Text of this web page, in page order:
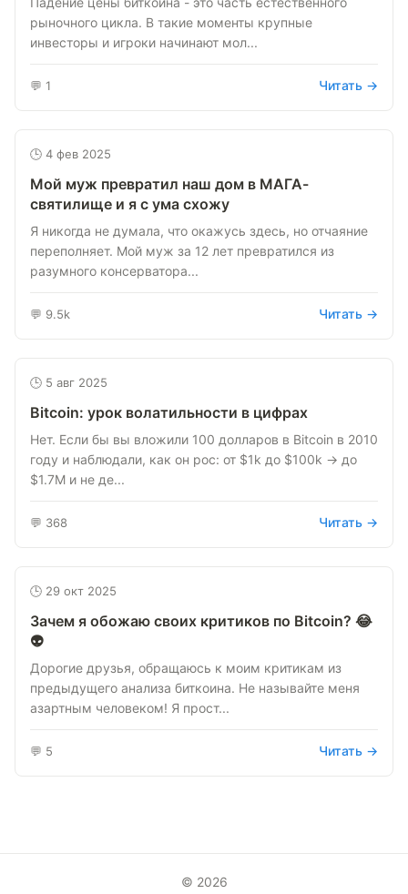
рыночного цикла. В такие моменты крупные
инвесторы и игроки начинают мол...
💬 1 Читать →
🕒 4 фев 2025
Мой муж превратил наш дом в МАГА-
святилище и я с ума схожу
Я никогда не думала, что окажусь здесь, но отчаяние
переполняет. Мой муж за 12 лет превратился из
разумного консерватора...
💬 9.5k Читать →
🕒 5 авг 2025
Bitcoin: урок волатильности в цифрах
Нет. Если бы вы вложили 100 долларов в Bitcoin в 2010
году и наблюдали, как он рос: от $1k до $100k → до
$1.7M и не де...
💬 368 Читать →
🕒 29 окт 2025
Зачем я обожаю своих критиков по Bitcoin? 😂
👽
Дорогие друзья, обращаюсь к моим критикам из
предыдущего анализа биткоина. Не называйте меня
азартным человеком! Я прост...
💬 5 Читать →
© 2026